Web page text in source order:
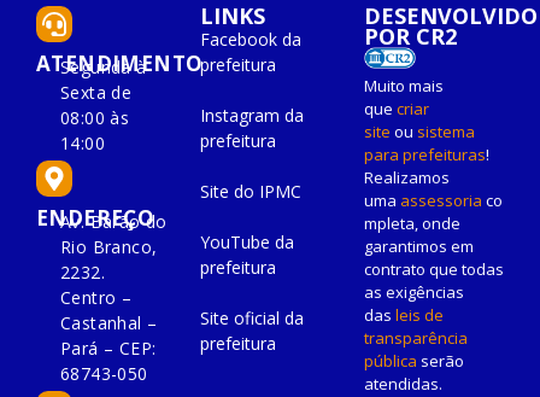
ATENDIMENTO
Segunda à
Sexta de
08:00 às
14:00
ENDEREÇO
Av. Barão do
Rio Branco,
2232.
Centro –
Castanhal –
Pará – CEP:
68743-050
LINKS
Facebook da
prefeitura
Instagram da
prefeitura
Site do IPMC
YouTube da
prefeitura
Site oficial da
prefeitura
DESENVOLVIDO
POR CR2
Muito mais
que criar
site ou sistema
para prefeituras!
Realizamos
uma assessoria co
mpleta, onde
garantimos em
contrato que todas
as exigências
das leis de
transparência
pública serão
atendidas.